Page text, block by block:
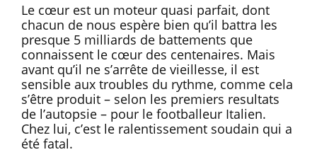
Le cœur est un moteur quasi parfait, dont
chacun de nous espère bien qu’il battra les
presque 5 milliards de battements que
connaissent le cœur des centenaires. Mais
avant qu’il ne s’arrête de vieillesse, il est
sensible aux troubles du rythme, comme cela
s’être produit – selon les premiers resultats
de l’autopsie – pour le footballeur Italien.
Chez lui, c’est le ralentissement soudain qui a
été fatal.